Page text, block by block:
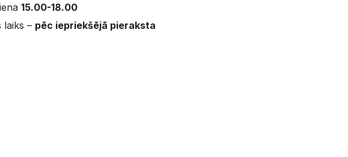
15.00-18.00
laiks – pēc iepriekšējā pieraksta